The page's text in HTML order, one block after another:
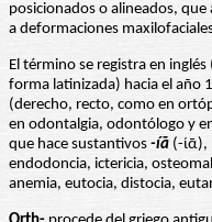
posicionados o alineados, que
a deformaciones
El término se registra en inglés
forma latinizada) hacia el año
(derecho, recto, como en
en odontalgia, odontólogo y
que hace sustantivos -íā (-ίᾱ),
endodoncia, ictericia,
anemia, eutocia, distocia,